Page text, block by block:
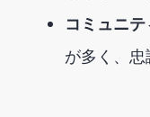
コミュニ
が多く、忠